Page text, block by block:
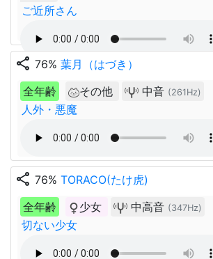
ご近所さん
share 76% 葉月（はづき）
全年齢
その他 中音 (261Hz)
人外・悪魔
share 76% TORACO(たけ虎)
全年齢
少女 中高音 (347Hz)
切ない少女